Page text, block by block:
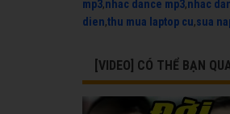
mp3,nhac dance mp3,nhac
dien,thu mua laptop cu,sua
[VIDEO] CÓ THỂ BẠN